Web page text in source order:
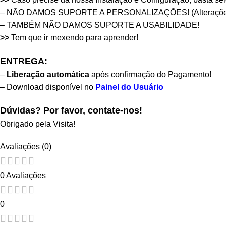
– NÃO DAMOS SUPORTE A PERSONALIZAÇÕES!
– TAMBÉM NÃO DAMOS SUPORTE A USABILIDADE!
>> Tem que ir mexendo para aprender!
ENTREGA:
– Liberação automática após confirmação do Pagamento!
– Download disponível no Painel do Usuário
Dúvidas? Por favor, contate-nos!
Obrigado pela Visita!
Avaliações (0)
0 Avaliações
0